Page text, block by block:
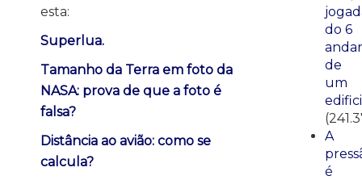
esta:
Superlua.
Tamanho da Terra em foto da
NASA: prova de que a foto é
falsa?
Distância ao avião: como se
calcula?
do 6
andar
de
um
A
é